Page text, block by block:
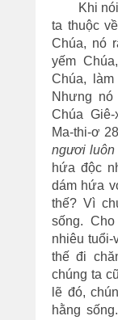
Khi nói
ta thuộc
Chúa, nó
yếm
Chúa,
Nhưng
Chúa
Ma-thi-ơ
ngươi luôn
hứa độc
dám hứa
thế? Vì
sống.
nhiêu
thế đi
chúng ta
lẽ đó,
hằng